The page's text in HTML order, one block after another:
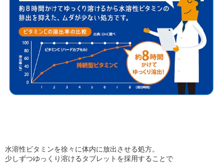
水溶性ビタミンを徐々に体内に放出させる処方。
少しずつゆっくり溶けるタブレットを採用することで